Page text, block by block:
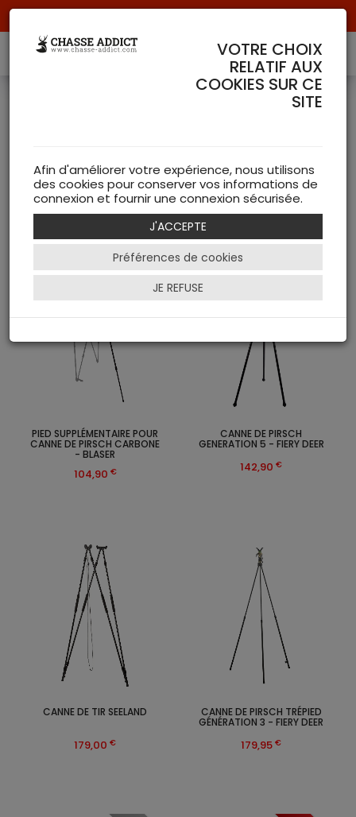
NEW
Filtrer
CANNE DE TIR SEELAND
179,00 €
CANNE DE PIRSCH TRÉPIED
GÉNÉRATION 3 - FIERY DEER
179,95 €
CANNE DE PIRSCH
GENERATION 5 - FIERY DEER
142,90 €
PIED SUPPLÉMENTAIRE POUR
CANNE DE PIRSCH CARBONE
- BLASER
104,90 €
VOTRE CHOIX
RELATIF AUX
COOKIES SUR CE
SITE
Afin d'améliorer votre expérience, nous utilisons
des cookies pour conserver vos informations de
connexion et fournir une connexion sécurisée.
J'ACCEPTE
Préférences de cookies
JE REFUSE